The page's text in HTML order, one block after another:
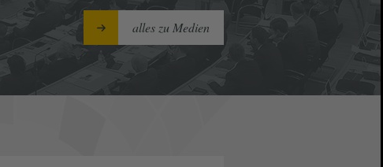
alles zu Medien